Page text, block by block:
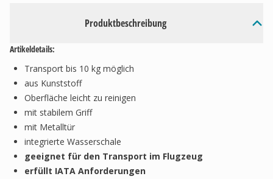
Produktbeschreibung
Artikeldetails:
Transport bis 10 kg möglich
aus Kunststoff
Oberfläche leicht zu reinigen
mit stabilem Griff
mit Metalltür
integrierte Wasserschale
geeignet für den Transport im Flugzeug
erfüllt IATA Anforderungen